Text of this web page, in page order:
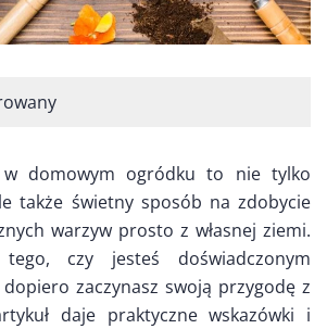
w domowym ogródku to nie tylko
także świetny sposób na zdobycie
warzyw prosto z własnej ziemi.
czy jesteś doświadczonym
zaczynasz swoją przygodę z
daje praktyczne wskazówki i